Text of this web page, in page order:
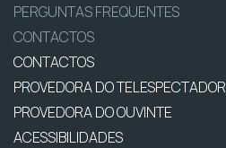
PERGUNTAS FREQUENTES
CONTACTOS
CONTACTOS
PROVEDORA DO TELESPECTADOR
PROVEDORA DO OUVINTE
ACESSIBILIDADES